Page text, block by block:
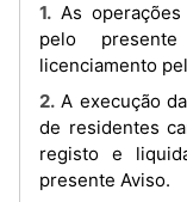
1. As operações de invisíveis correntes abrangidas
pelo
licenciamento
2. A execução das operações de invisíveis correntes
de residentes
registo e
presente Aviso.